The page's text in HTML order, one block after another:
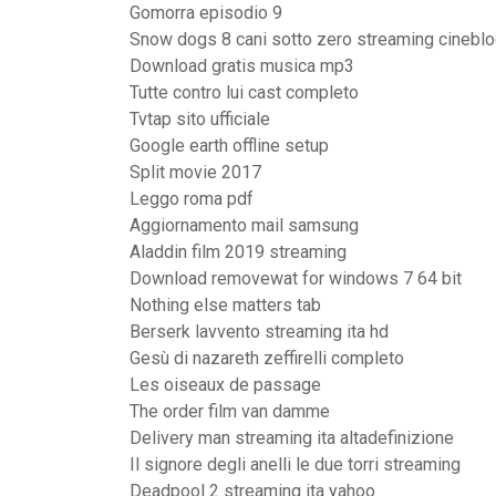
Gomorra episodio 9
Snow dogs 8 cani sotto zero streaming
Download gratis musica mp3
Tutte contro lui cast completo
Tvtap sito ufficiale
Google earth offline setup
Split movie 2017
Leggo roma pdf
Aggiornamento mail samsung
Aladdin film 2019 streaming
Download removewat for windows 7 64 bit
Nothing else matters tab
Berserk lavvento streaming ita hd
Gesù di nazareth zeffirelli completo
Les oiseaux de passage
The order film van damme
Delivery man streaming ita altadefinizione
Il signore degli anelli le due torri streaming
Deadpool 2 streaming ita yahoo